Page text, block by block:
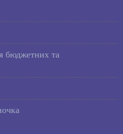
бюджетних та